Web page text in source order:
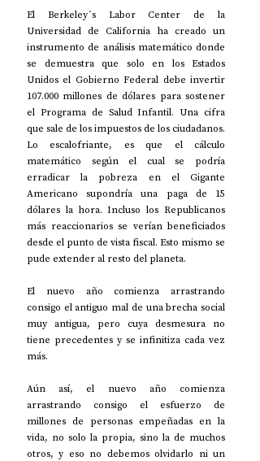
El Berkeley´s Labor Center de la
Universidad de California ha creado un
instrumento de análisis matemático donde
se demuestra que solo en los Estados
Unidos el Gobierno Federal debe invertir
107.000 millones de dólares para sostener
el Programa de Salud Infantil. Una cifra
que sale de los impuestos de los ciudadanos.
Lo escalofriante, es que el cálculo
matemático según el cual se podría
erradicar la pobreza en el Gigante
Americano supondría una paga de 15
dólares la hora. Incluso los Republicanos
más reaccionarios se verían beneficiados
desde el punto de vista fiscal. Esto mismo se
pude extender al resto del planeta.
El nuevo año comienza arrastrando
consigo el antiguo mal de una brecha social
muy antigua, pero cuya desmesura no
tiene precedentes y se infinitiza cada vez
más.
Aún así, el nuevo año comienza
arrastrando consigo el esfuerzo de
millones de personas empeñadas en la
vida, no solo la propia, sino la de muchos
otros, y eso no debemos olvidarlo ni un